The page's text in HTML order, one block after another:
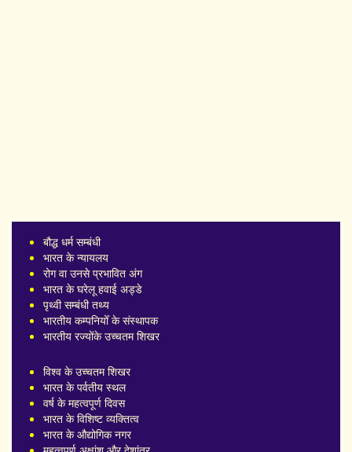
बौद्ध धर्म सम्बंधी
भारत के न्यायलय
रोग वा उनसे प्रभावित अंग
भारत के घरेलू हवाई अड्डे
पृथ्वी सम्बंधी तथ्य
भारतीय कम्पनियोँ के संस्थापक
भारतीय रज्योंके उच्चतम शिखर
विश्व के उच्चतम शिखर
भारत के पर्वतीय स्थल
वर्ष के महत्वपूर्ण दिवस
भारत के विशिष्ट व्यक्तित्व
भारत के औद्योगिक नगर